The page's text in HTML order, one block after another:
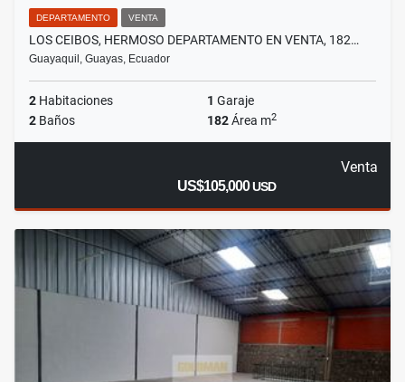
DEPARTAMENTO VENTA
LOS CEIBOS, HERMOSO DEPARTAMENTO EN VENTA, 182…
Guayaquil, Guayas, Ecuador
2 Habitaciones 1 Garaje
2 Baños 182Área m2
Venta
US$105,000USD